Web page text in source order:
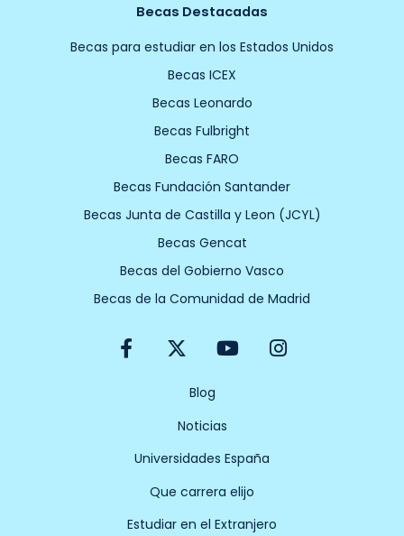
Becas Destacadas
Becas para estudiar en los Estados Unidos
Becas ICEX
Becas Leonardo
Becas Fulbright
Becas FARO
Becas Fundación Santander
Becas Junta de Castilla y Leon (JCYL)
Becas Gencat
Becas del Gobierno Vasco
Becas de la Comunidad de Madrid
F
a
o
f
X
-
w
i
t
t
r
Y
o
u
b
e
I
n
Blog
Noticias
Universidades España
Que carrera elijo
Estudiar en el Extranjero